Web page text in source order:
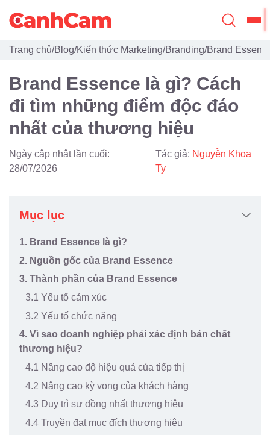
Trang Chủ
Giới Thiệu
Thiết Kế Website
Đã Thiết Kế
Dịch Vụ
Blog
Trang chủ/Blog/Kiến thức Marketing/Branding/Brand
Brand Essence là gì? Cách
đi tìm những điểm độc đáo
nhất của thương hiệu
Ngày cập nhật lần cuối:
28/07/2026
Tác giả: Nguyễn Khoa
Ty
Mục lục
1. Brand Essence là gì?
2. Nguồn gốc của Brand Essence
3. Thành phần của Brand Essence
3.1 Yếu tố cảm xúc
3.2 Yếu tố chức năng
4. Vì sao doanh nghiệp phải xác định bản chất
thương hiệu?
4.1 Nâng cao độ hiệu quả của tiếp thị
4.2 Nâng cao kỳ vọng của khách hàng
4.3 Duy trì sự đồng nhất thương hiệu
4.4 Truyền đạt mục đích thương hiệu